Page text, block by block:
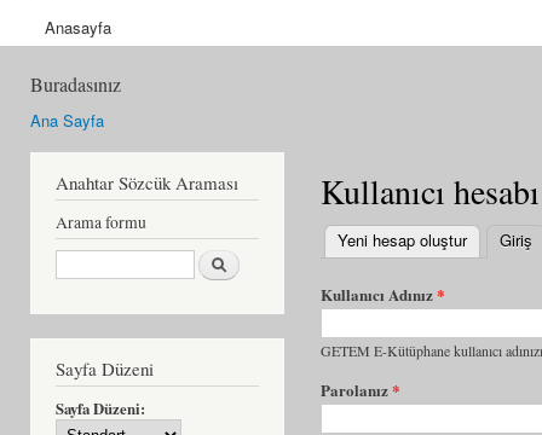
Anasayfa
Buradasınız
Ana Sayfa
Anahtar Sözcük Araması
Arama formu
Ara
Sayfa Düzeni
Sayfa Düzeni:
Kullanıcı hesabı
Yeni hesap oluştur Giriş
Kullanıcı Adınız*
GETEM E-Kütüphane kullanıcı
Parolanız*